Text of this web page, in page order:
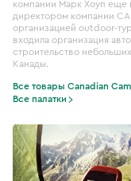
компании Марк Хоуп еще
директором компании
организацией outdoor-
входила организация
строительство
Канады.
Все товары Canadian
Все палатки